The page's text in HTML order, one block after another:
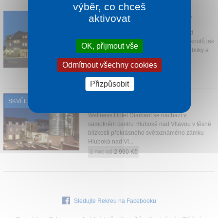
Kontakt
HOTEL ZÁVIŠ Z FALKENŠTEJNA
Hluboká nad Vltavou
Hotel se nachází ve městě Hluboká nad
Vltavou, jež je jedním z nejkrásnějších koutů jak
Jihočeského kraje, tak celé České republiky a
j...
1 noc od1 050 Kč
SKVĚLÉ HODNOCENÍ
Wellness Hotel Diamant se nachází v
samotném centru Hluboké nad Vltavou v těsné
blízkosti překrásného světoznámého zámku
Hluboká nad Vl...
1 noc od2 990 Kč
Sledujte Rekreu na Facebooku
výběr, co chceš
aktivovat
OK, přijmout vše
Odmítnout všechny cookies
Přizpůsobit